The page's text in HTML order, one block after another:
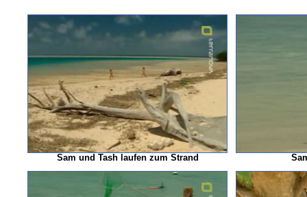
Sam und Tash laufen zum Strand